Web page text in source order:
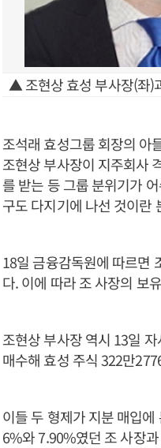
▲ 조현상 효성 부사장(좌)
조석래 효성그룹 회장의 아
조현상 부사장이 지주회사
를 받는 등 그룹 분위기가
구도 다지기에 나선 것이란
18일 금융감독원에 따르면
다. 이에 따라 조 사장의 보
조현상 부사장 역시 13일
매수해 효성 주식 322만
이들 두 형제가 지분 매입
6%와 7.90%였던 조 사장